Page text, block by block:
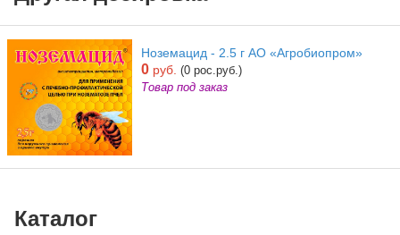
Ноземацид - 2.5 г АО «Агробиопром»
0 руб. (0 рос.руб.)
Товар под заказ
Каталог